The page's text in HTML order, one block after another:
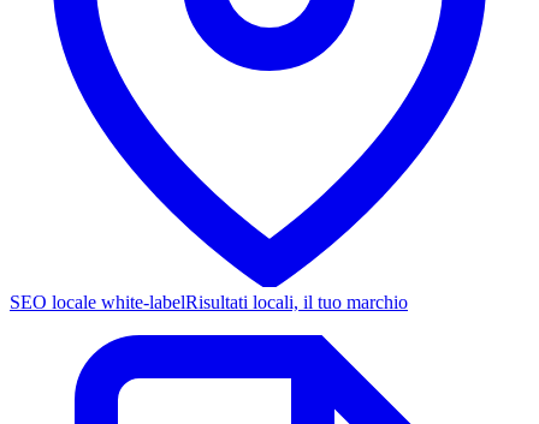
SEO locale white-labelRisultati locali, il tuo marchio